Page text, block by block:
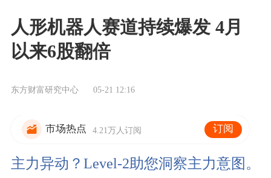
人形机器人赛道持续爆发 4月
以来6股翻倍
东方财富研究中心 05-21 12:16
市场热点 4.21万人订阅 订阅
主力异动？Level-2助您洞察主力意图。